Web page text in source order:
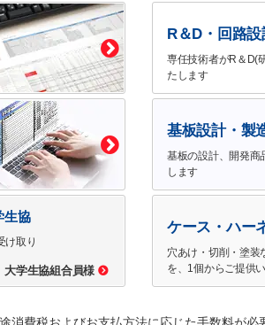
生協
け取り
大学生協組合員様
R＆D・回路設
専任技術者がR＆D(
たします
基板設計・製
基板の設計、開発商
します
ケース・ハー
穴あけ・切削・塗装
を、1個からご提供
費税およびお支払方法に応じた手数料が必